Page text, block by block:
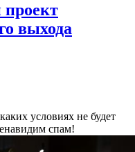
выхода
условиях не будет
спам!